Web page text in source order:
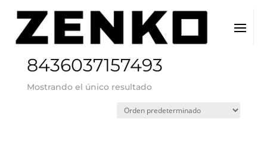
Inicio / EAN del producto / 8436037157493
8436037157493
Mostrando el único resultado